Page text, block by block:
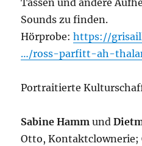
Tassen und andere
Sounds zu finden.
Hörprobe:https://
…/ross-parfitt-ah-
Portraitierte
Sabine Hamm und
Otto, Kontaktclownerie;